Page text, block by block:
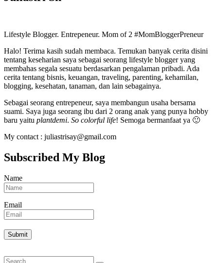
Lifestyle Blogger. Entrepeneur. Mom of 2 #MomBloggerPreneur
Halo! Terima kasih sudah membaca. Temukan banyak cerita disini
tentang keseharian saya sebagai seorang lifestyle blogger yang
membahas segala sesuatu berdasarkan pengalaman pribadi. Ada
cerita tentang bisnis, keuangan, traveling, parenting, kehamilan,
blogging, kesehatan, tanaman, dan lain sebagainya.
Sebagai seorang entrepeneur, saya membangun usaha bersama
suami. Saya juga seorang ibu dari 2 orang anak yang punya hobby
baru yaitu plantdemi. So colorful life! Semoga bermanfaat ya 🙂
My contact : juliastrisay@gmail.com
Subscribed My Blog
Name
Email
Search